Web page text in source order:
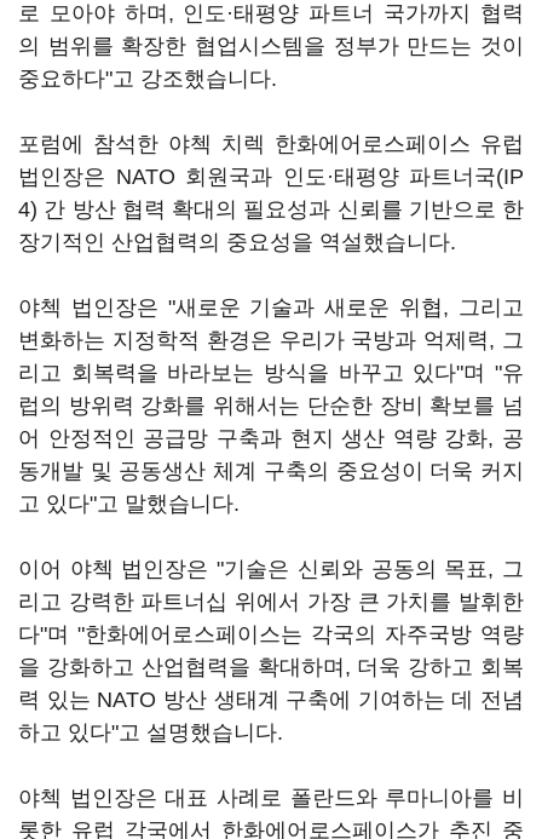
로 모아야 하며, 인도·태평양 파트너 국가까지 협력
의 범위를 확장한 협업시스템을 정부가 만드는 것이
중요하다"고 강조했습니다.
포럼에 참석한 야첵 치렉 한화에어로스페이스 유럽
법인장은 NATO 회원국과 인도·태평양 파트너국(IP
4) 간 방산 협력 확대의 필요성과 신뢰를 기반으로 한
장기적인 산업협력의 중요성을 역설했습니다.
야첵 법인장은 "새로운 기술과 새로운 위협, 그리고
변화하는 지정학적 환경은 우리가 국방과 억제력, 그
리고 회복력을 바라보는 방식을 바꾸고 있다"며 "유
럽의 방위력 강화를 위해서는 단순한 장비 확보를 넘
어 안정적인 공급망 구축과 현지 생산 역량 강화, 공
동개발 및 공동생산 체계 구축의 중요성이 더욱 커지
고 있다"고 말했습니다.
이어 야첵 법인장은 "기술은 신뢰와 공동의 목표, 그
리고 강력한 파트너십 위에서 가장 큰 가치를 발휘한
다"며 "한화에어로스페이스는 각국의 자주국방 역량
을 강화하고 산업협력을 확대하며, 더욱 강하고 회복
력 있는 NATO 방산 생태계 구축에 기여하는 데 전념
하고 있다"고 설명했습니다.
야첵 법인장은 대표 사례로 폴란드와 루마니아를 비
롯한 유럽 각국에서 한화에어로스페이스가 추진 중